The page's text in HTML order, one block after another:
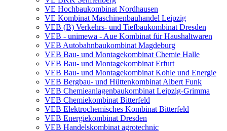
VE Hochbaukombinat Nordhausen
VE Kombinat Maschinenbauhandel Leipzig
VEB (B) Verkehrs- und Tiefbaukombinat Dresden
VEB - unimewa - Aue Kombinat für Haushaltwaren
VEB Autobahnbaukombinat Magdeburg
VEB Bau- und Montagekombinat Chemie Halle
VEB Bau- und Montagekombinat Erfurt
VEB Bau- und Montagekombinat Kohle und Energie
VEB Bergbau- und Hüttenkombinat Albert Funk
VEB Chemieanlagenbaukombinat Leipzig-Grimma
VEB Chemiekombinat Bitterfeld
VEB Elektrochemisches Kombinat Bitterfeld
VEB Energiekombinat Dresden
VEB Handelskombinat agrotechnic